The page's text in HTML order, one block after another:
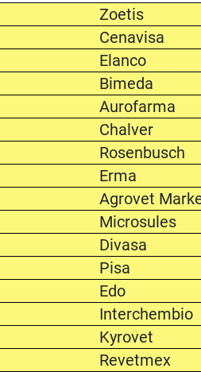
Zoetis
Cenavisa
Elanco
Bimeda
Aurofarma
Chalver
Rosenbusch
Erma
Agrovet
Microsules
Divasa
Pisa
Edo
Interchembio
Kyrovet
Revetmex